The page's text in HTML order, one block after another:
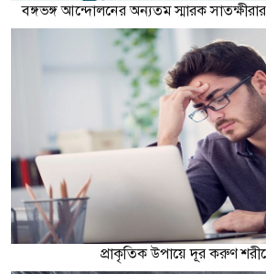
বঙ্গভঙ্গ আন্দোলনের অন্যতম স্মারক
প্রাকৃতিক উপায়ে দূর করুণ